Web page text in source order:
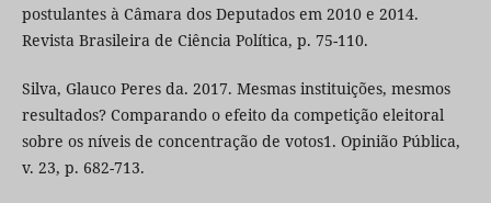
postulantes à Câmara dos Deputados em 2010 e 2014.
Revista Brasileira de Ciência Política, p. 75-110.
Silva, Glauco Peres da. 2017. Mesmas instituições, mesmos
resultados? Comparando o efeito da competição eleitoral
sobre os níveis de concentração de votos1. Opinião Pública,
v. 23, p. 682-713.